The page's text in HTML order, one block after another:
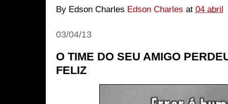
By Edson Charles Edson Charles at 04 abril
03/04/13
O TIME DO SEU AMIGO
FELIZ